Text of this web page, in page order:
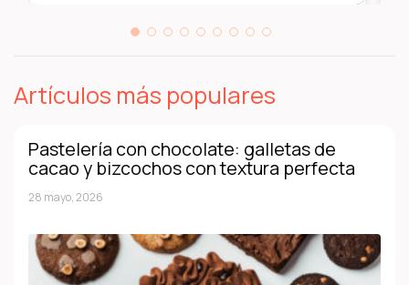
Artículos más populares
Pastelería con chocolate: galletas de
cacao y bizcochos con textura perfecta
28 mayo, 2026